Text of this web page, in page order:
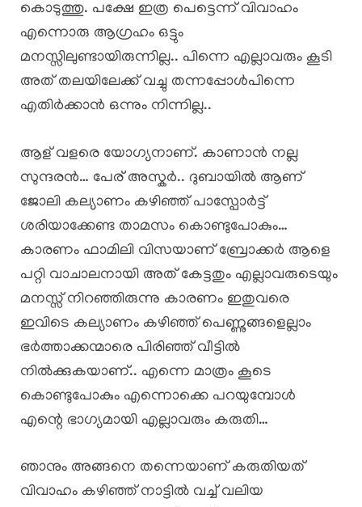
കൊടുത്തു. പക്ഷേ ഇത്ര പെട്ടെന്ന് വിവാഹം
എന്നൊരു ആഗ്രഹം ഒട്ടും
മനസ്സിലുണ്ടായിരുന്നില്ല.. പിന്നെ എല്ലാവരും കൂടി
അത് തലയിലേക്ക് വച്ചു തന്നപ്പോൾപിന്നെ
എതിർക്കാൻ ഒന്നും നിന്നില്ല..
ആള് വളരെ യോഗ്യനാണ്. കാണാൻ നല്ല
സുന്ദരൻ… പേര് അസ്കർ.. ദുബായിൽ ആണ്
ജോലി കല്യാണം കഴിഞ്ഞ് പാസ്പോർട്ട്
ശരിയാക്കേണ്ട താമസം കൊണ്ടുപോകും…
കാരണം ഫാമിലി വിസയാണ് ബ്രോക്കർ ആളെ
പറ്റി വാചാലനായി അത് കേട്ടതും എല്ലാവരുടെയും
മനസ്സ് നിറഞ്ഞിരുന്നു കാരണം ഇതുവരെ
ഇവിടെ കല്യാണം കഴിഞ്ഞ് പെണ്ണുങ്ങളെല്ലാം
ഭർത്താക്കന്മാരെ പിരിഞ്ഞ് വീട്ടിൽ
നിൽക്കുകയാണ്.. എന്നെ മാത്രം കൂടെ
കൊണ്ടുപോകും എന്നൊക്കെ പറയുമ്പോൾ
എന്റെ ഭാഗ്യമായി എല്ലാവരും കരുതി…
ഞാനും അങ്ങനെ തന്നെയാണ് കരുതിയത്
വിവാഹം കഴിഞ്ഞ് നാട്ടിൽ വച്ച് വലിയ